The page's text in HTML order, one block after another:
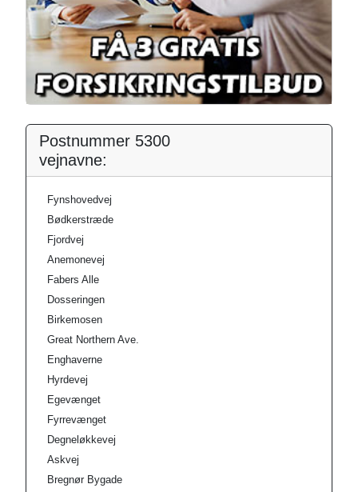
Postnummer 5300
vejnavne:
Fynshovedvej
Bødkerstræde
Fjordvej
Anemonevej
Fabers Alle
Dosseringen
Birkemosen
Great Northern Ave.
Enghaverne
Hyrdevej
Egevænget
Fyrrevænget
Degneløkkevej
Askvej
Bregnør Bygade